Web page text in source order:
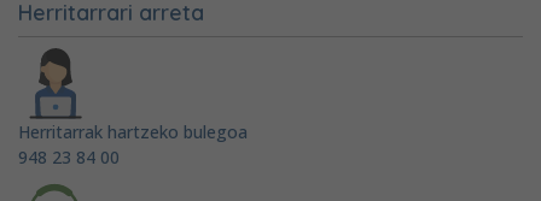
Herritarrari arreta
Herritarrak hartzeko bulegoa
948 23 84 00